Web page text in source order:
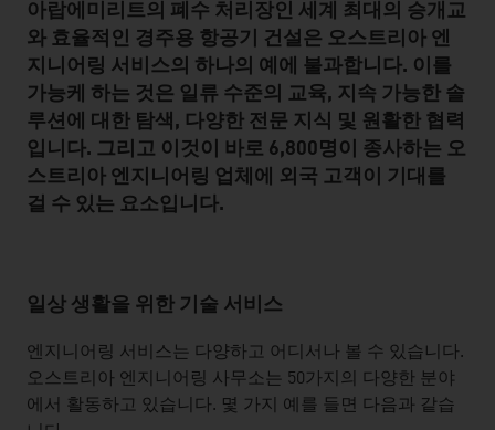
Standard Content Module
아랍에미리트의 폐수 처리장인 세계 최대의 승개교
와 효율적인 경주용 항공기 건설은 오스트리아 엔
지니어링 서비스의 하나의 예에 불과합니다. 이를
가능케 하는 것은 일류 수준의 교육, 지속 가능한 솔
루션에 대한 탐색, 다양한 전문 지식 및 원활한 협력
입니다. 그리고 이것이 바로 6,800명이 종사하는 오
스트리아 엔지니어링 업체에 외국 고객이 기대를
걸 수 있는 요소입니다.
listen
일상 생활을 위한 기술 서비스
엔지니어링 서비스는 다양하고 어디서나 볼 수 있습니다.
오스트리아 엔지니어링 사무소는 50가지의 다양한 분야
에서 활동하고 있습니다. 몇 가지 예를 들면 다음과 같습